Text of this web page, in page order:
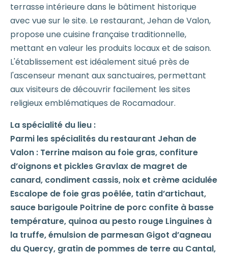
terrasse intérieure dans le bâtiment historique
avec vue sur le site. Le restaurant, Jehan de Valon,
propose une cuisine française traditionnelle,
mettant en valeur les produits locaux et de saison.
L'établissement est idéalement situé près de
l'ascenseur menant aux sanctuaires, permettant
aux visiteurs de découvrir facilement les sites
religieux emblématiques de Rocamadour.
La spécialité du lieu :
Parmi les spécialités du restaurant Jehan de
Valon : Terrine maison au foie gras, confiture
d’oignons et pickles Gravlax de magret de
canard, condiment cassis, noix et crème acidulée
Escalope de foie gras poêlée, tatin d’artichaut,
sauce barigoule Poitrine de porc confite à basse
température, quinoa au pesto rouge Linguines à
la truffe, émulsion de parmesan Gigot d’agneau
du Quercy, gratin de pommes de terre au Cantal,